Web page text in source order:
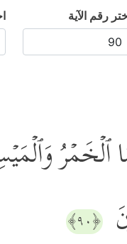
رقم الآية
إِنَّمَا ٱلۡخَمۡرُ
﴿٩٠﴾